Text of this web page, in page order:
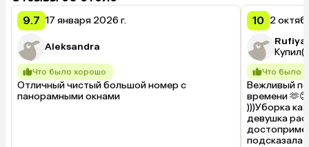
9.7 17 января 2026 г.
Aleksandra
Что было хорошо
Отличный чистый большой номер с
панорамными окнами
10 2
Rufiya
Что было
Вежливый
времени
)))Уборка
девушка
подсказала